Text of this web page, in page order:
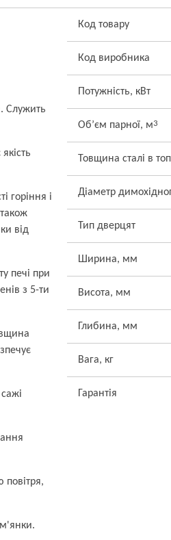
Служить
горіння і
від
печі при
з 5-ти
повітря,
Код товару
Код виробника
Потужність, кВт
Об’єм парної, м3
Товщина сталі в
Діаметр
Тип дверцят
Ширина, мм
Висота, мм
Глибина, мм
Вага, кг
Гарантія